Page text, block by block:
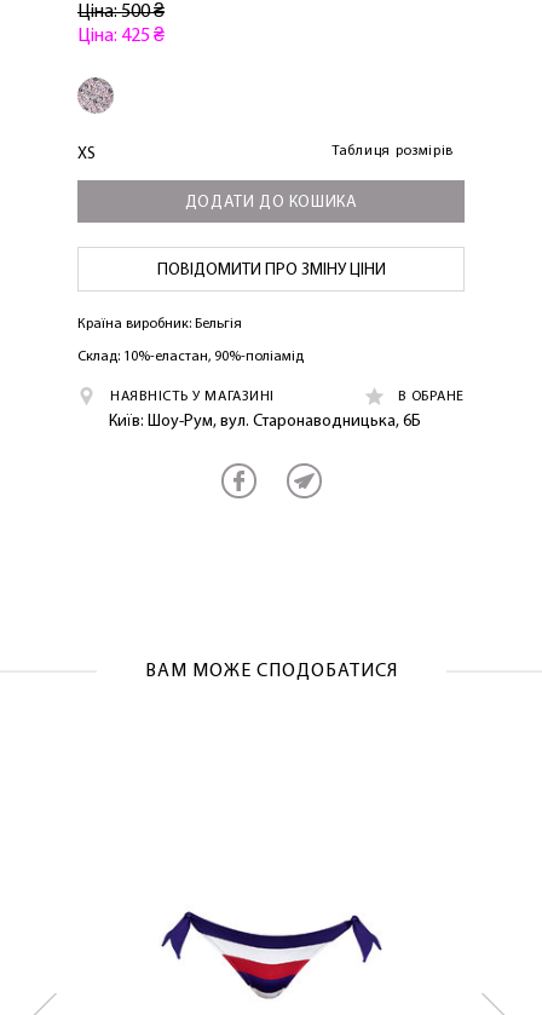
Ціна: 500 ₴
Ціна: 425 ₴
XS Таблиця розмірів
ДОДАТИ ДО КОШИКА
ПОВІДОМИТИ ПРО ЗМІНУ ЦІНИ
Країна виробник: Бельгія
Склад: 10%-еластан, 90%-поліамід
НАЯВНІСТЬ У МАГАЗИНІ В ОБРАНЕ
Київ: Шоу-Рум, вул. Старонаводницька, 6Б
ВАМ МОЖЕ СПОДОБАТИСЯ
ЛАСКАВО ПРОСИМО ДО
NOSOVSKI.COM! ПРИЙМІТЬ ВІД НАС
ПЕРШЕ ПОКУПКУ
ОТРИМАТИ!